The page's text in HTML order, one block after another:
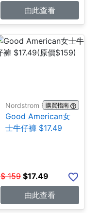
由此查看
Nordstrom Rack購買指南
Good American女
士牛仔褲 $17.49
$ 159 $17.49
由此查看